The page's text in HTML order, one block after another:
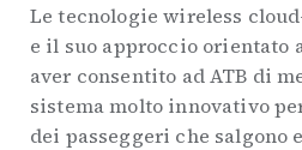
Le tecnologie wireless
e il suo approccio orientato
aver consentito ad ATB di
sistema molto innovativo
dei passeggeri che salgono